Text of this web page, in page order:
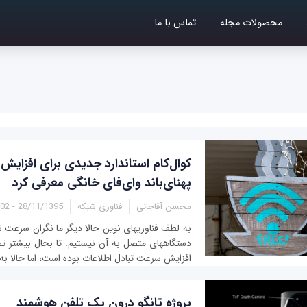
محصولات مجله تماس با ما
کوال‌کام استاندارد جدیدی برای
پهنای‌باند وای‌فای خانگی معرفی کرد
محسن آقاجانی فناوری شبکه 28/11/1395 - 16:02
افزایش سرعت تبادل اطلاعات بوده است، اما
پروژه تانگو درون یک تلفن هوشمند